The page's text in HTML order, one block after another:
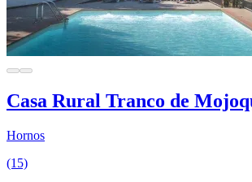
Casa Rural Tranco de
Hornos
(15)